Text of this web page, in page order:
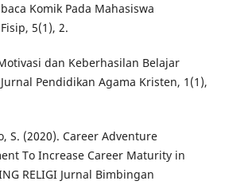
Komik Pada Mahasiswa
5(1), 2.
dan Keberhasilan Belajar
Jurnal Pendidikan Agama Kristen, 1(1),
S. (2020). Career Adventure
To Increase Career Maturity in
RELIGI Jurnal Bimbingan